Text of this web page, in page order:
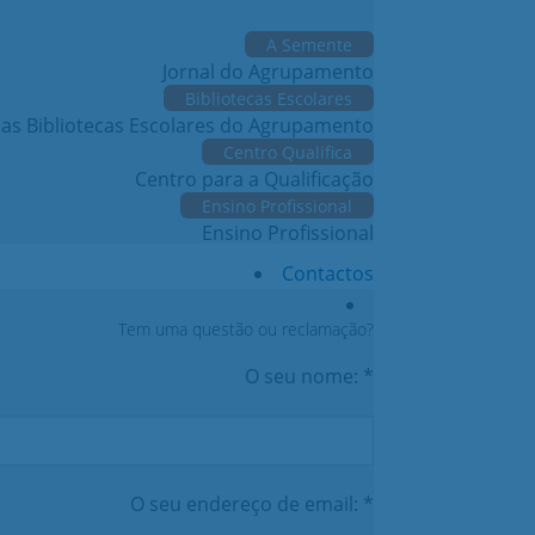
A Semente
Jornal do Agrupamento
Bibliotecas Escolares
Bibliotecas Escolares do Agrupamento
Centro Qualifica
Centro para a Qualificação
Ensino Profissional
Ensino Profissional
Contactos
Tem uma questão ou reclamação?
O seu nome: *
O seu endereço de email: *